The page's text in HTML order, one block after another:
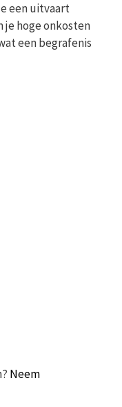
een uitvaart
je hoge onkosten
een begrafenis
Neem